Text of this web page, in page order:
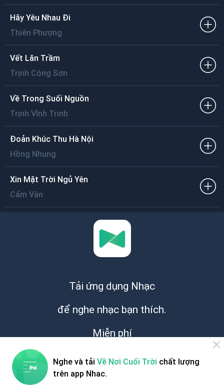
Hãy Yêu Nhau Đi
Thiên Phượng
Vết Lăn Trầm
Trịnh Công Sơn
Về Trong Suối Nguồn
Trịnh Vĩnh Trinh
Đoản Khúc Thu Hà Nội
Hồng Nhung
Xin Mặt Trời Ngủ Yên
Cẩm Vân
Tải ứng dụng Nhạc
để nghe nhạc bạn thích.
Miễn phí
Nghe và tải Về Nơi Cuối Trời chất lượng
trên app Nhac.